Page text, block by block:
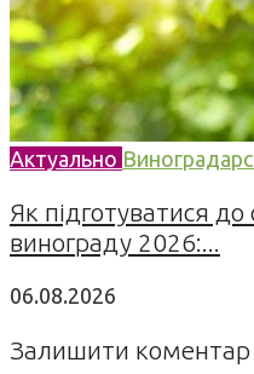
Актуально
Як підготуватися
винограду 2026:...
06.08.2026
Залишити коментар